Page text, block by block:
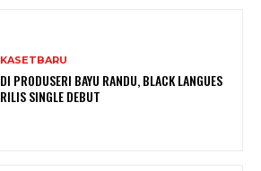
KASETBARU
DI PRODUSERI BAYU RANDU, BLACK LANGUES
RILIS SINGLE DEBUT